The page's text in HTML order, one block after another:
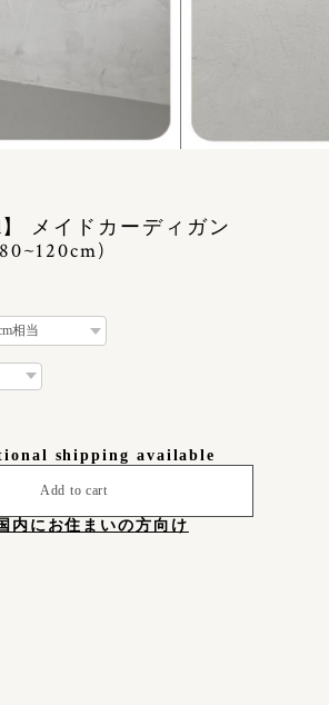
】 メイドカーディガン
shipping available
Add to cart
内にお住まいの方向け